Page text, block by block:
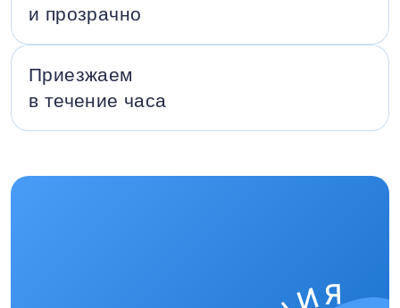
и прозрачно
Приезжаем
в течение часа